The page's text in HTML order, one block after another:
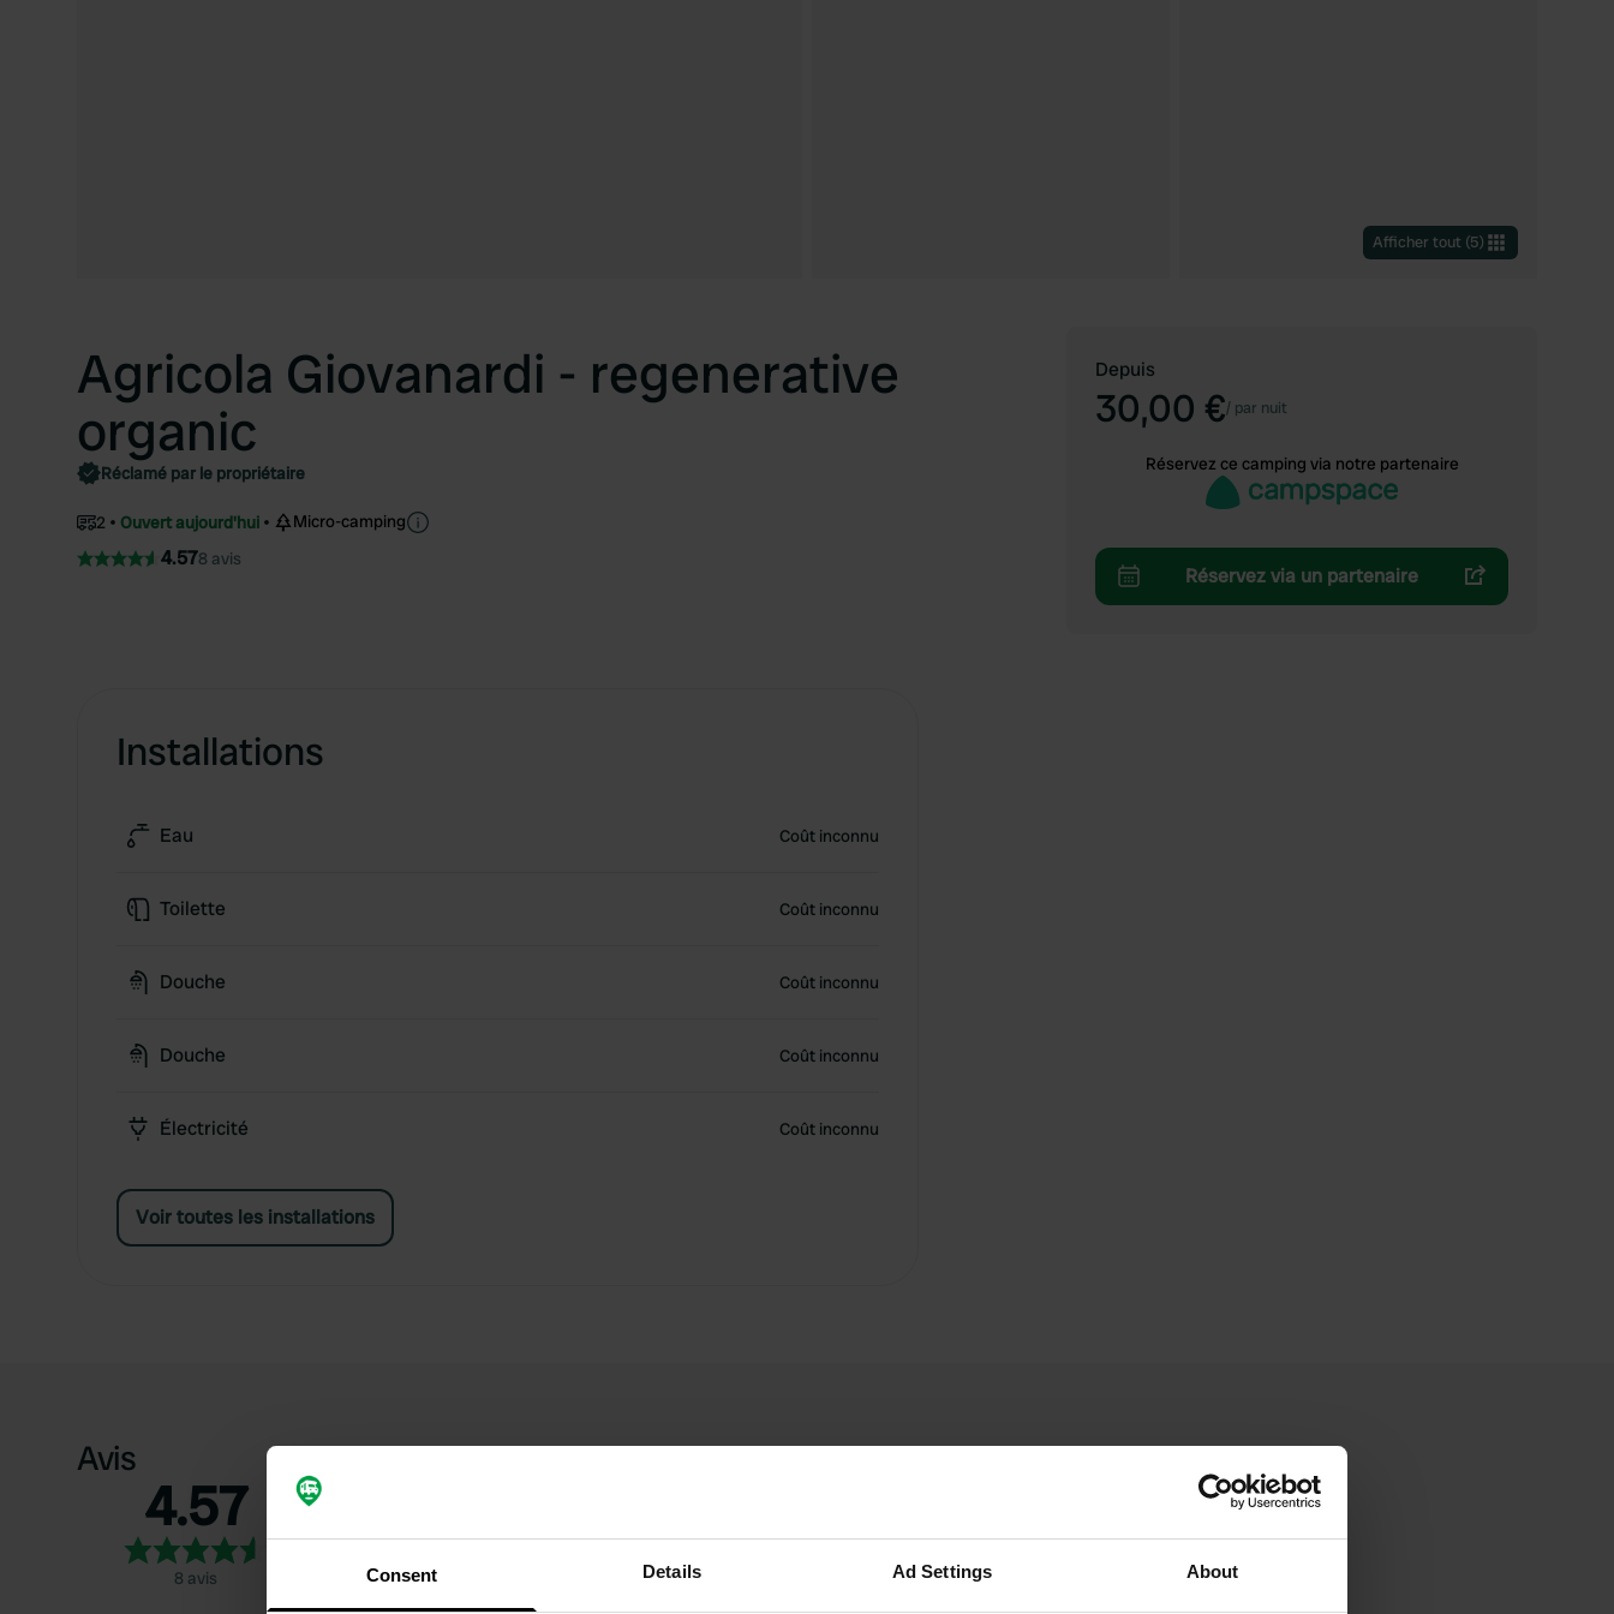
Consent Details Ad Settings About
Afficher tout (5)
Agricola Giovanardi - regenerative
organic
Réclamé par le propriétaire
2 Ouvert aujourd'hui Micro-camping
4.578 avis
Installations
Eau Coût inconnu
Toilette Coût inconnu
Douche Coût inconnu
Douche Coût inconnu
Électricité Coût inconnu
Voir toutes les installations
Depuis
30,00 €/ par nuit
Réservez ce camping via notre partenaire
Réservez via un partenaire
Avis
4.57
8 avis
5